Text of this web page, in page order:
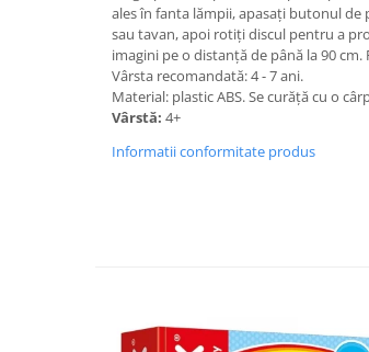
ales în fanta lămpii, apasați butonul
sau tavan, apoi rotiți discul pentru a
imagini pe o distanță de până la 90 cm.
Vârsta recomandată: 4 - 7 ani.
Material: plastic ABS. Se curăță cu o
Vârstă: 4+
Informatii conformitate produs